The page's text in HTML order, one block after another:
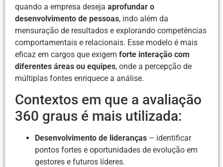
quando a empresa deseja aprofundar o
desenvolvimento de pessoas, indo além da
mensuração de resultados e explorando competências
comportamentais e relacionais. Esse modelo é mais
eficaz em cargos que exigem forte interação com
diferentes áreas ou equipes, onde a percepção de
múltiplas fontes enriquece a análise.
Contextos em que a avaliação
360 graus é mais utilizada:
Desenvolvimento de lideranças – identificar
pontos fortes e oportunidades de evolução em
gestores e futuros líderes.